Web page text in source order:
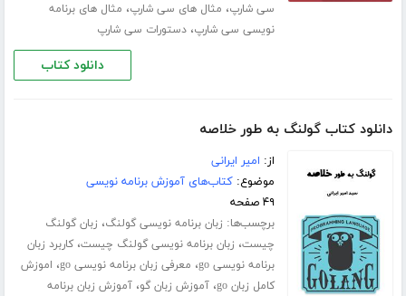
سی شارپ، مثال های سی شارپ، مثال های برنامه
نویسی سی شارپ،دستورات سی شارپ
دانلود کتاب
دانلود کتاب گولنگ به طور خلاصه
از: امیر ایرانی
موضوع:کتاب‌های آموزش برنامه نویسی
۴۹ صفحه
برچسب‌ها: زبان برنامه نویسی گولنگ، زبان گولنگ
چیست، زبان برنامه نویسی گولنگ چیست،کاربرد زبان
برنامه نویسی go
، معرفی زبان برنامه نویسی go ، اموزش
کامل زبان go
،آموزش زبان گو،آموزش زبان برنامه